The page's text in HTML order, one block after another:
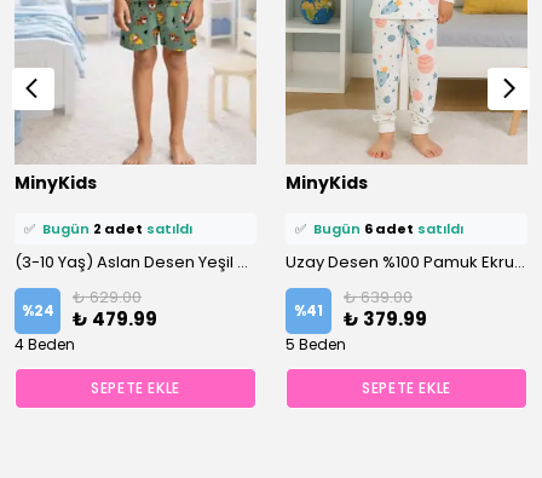
MinyKids
⭐️ Bu ürünü14 kişifavoriledi!
8 kişi
✅ Bugün 2 adet satıldı
(3-10 Yaş) Aslan Desen Yeşil Önden Düğmeli Şortlu Erkek Çocuk Pijama Takım
%24
₺ 629.00
₺ 479.99
4 Beden
SEPETE EKLE
MinyKids
⭐️ Bu ürünü18 kişifavoriledi!
11 kişi
✅ Bugün 6 adet satıldı
Uzay Desen %100 Pamuk Ekru Erkek Çocuk Pijama Takım
%41
₺ 639.00
₺ 379.99
5 Beden
SEPETE EKLE